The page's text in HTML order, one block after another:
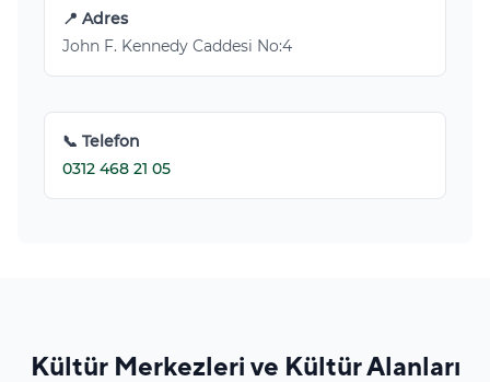
📍 Adres
John F. Kennedy Caddesi No:4
📞 Telefon
0312 468 21 05
Kültür Merkezleri ve Kültür Alanları